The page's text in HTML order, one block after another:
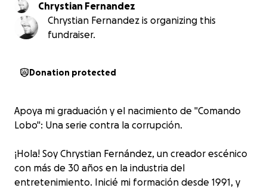
Chrystian Fernandez
Chrystian Fernandez is organizing this
fundraiser.
Donation protected
Apoya mi graduación y el nacimiento de "Comando
Lobo": Una serie contra la corrupción.
¡Hola! Soy Chrystian Fernández, un creador escénico
con más de 30 años en la industria del
entretenimiento. Inicié mi formación desde 1991, y